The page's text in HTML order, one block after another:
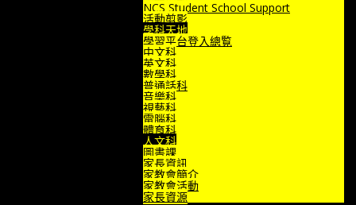
NCS Student School Support
活動剪影
學科天地
學習平台登入總覧
中文科
英文科
數學科
普通話科
音樂科
視藝科
電腦科
體育科
人文科
圖書課
家長資訊
家教會簡介
家教會活動
家長資源